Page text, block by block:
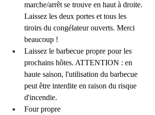
marche/arrêt se trouve en haut à droite.
Laissez les deux portes et tous les
tiroirs du congélateur ouverts. Merci
beaucoup !
Laissez le barbecue propre pour les
prochains hôtes. ATTENTION : en
haute saison, l'utilisation du barbecue
peut être interdite en raison du risque
d'incendie.
Four propre